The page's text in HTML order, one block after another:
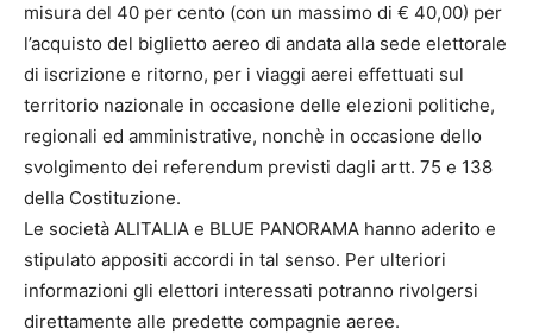
misura del 40 per cento (con un massimo di € 40,00) per
l’acquisto del biglietto aereo di andata alla sede elettorale
di iscrizione e ritorno, per i viaggi aerei effettuati sul
territorio nazionale in occasione delle elezioni politiche,
regionali ed amministrative, nonchè in occasione dello
svolgimento dei referendum previsti dagli artt. 75 e 138
della Costituzione.
Le società ALITALIA e BLUE PANORAMA hanno aderito e
stipulato appositi accordi in tal senso. Per ulteriori
informazioni gli elettori interessati potranno rivolgersi
direttamente alle predette compagnie aeree.